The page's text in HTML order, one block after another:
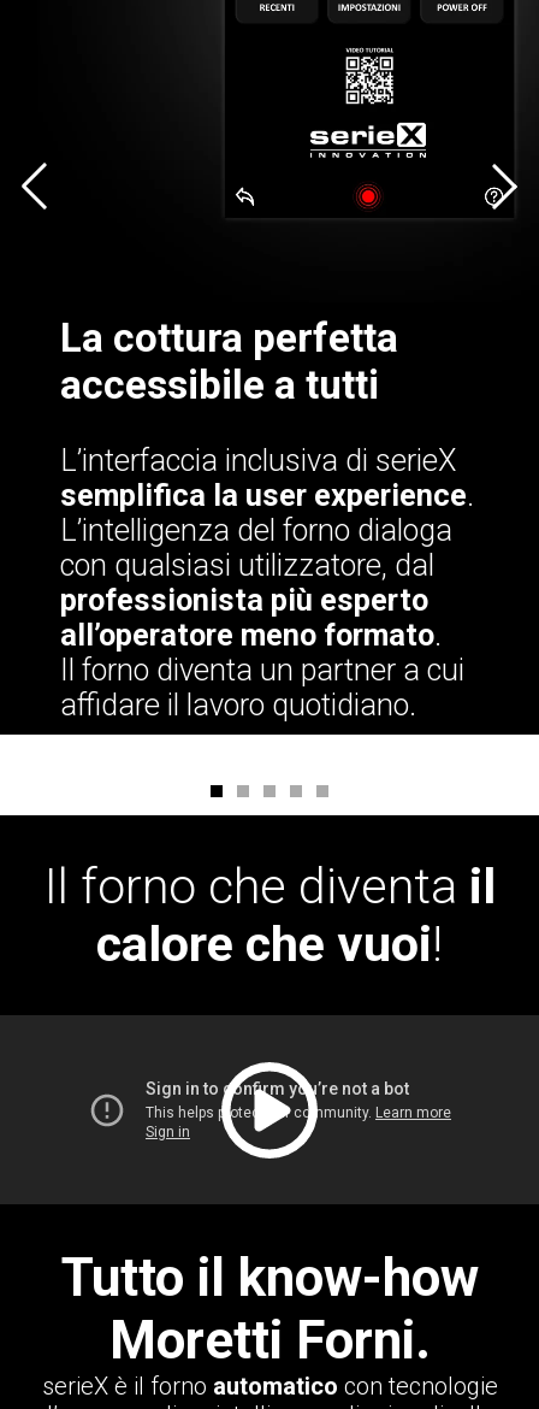
La cottura perfetta
accessibile a tutti
L’interfaccia inclusiva di serieX
semplifica la user experience.
L’intelligenza del forno dialoga
con qualsiasi utilizzatore, dal
professionista più esperto
all’operatore meno formato.
Il forno diventa un partner a cui
affidare il lavoro quotidiano.
Il forno che diventa il
calore che vuoi!
Tutto il know-how
Moretti Forni.
serieX è il forno automatico con tecnologie